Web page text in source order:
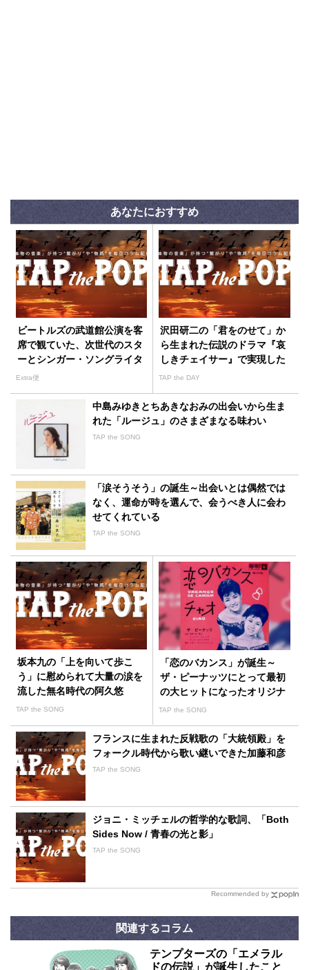
あなたにおすすめ
ビートルズの武道館公演を客
席で観ていた、次世代のスタ
ーとシンガー・ソングライタ
ーたち
Extra便
沢田研二の「君をのせて」か
ら生まれた伝説のドラマ『哀
しきチェイサー』で実現した
内田裕也との共演
TAP the DAY
中島みゆきとちあきなおみの出会いから生ま
れた「ルージュ」のさまざまなる味わい
TAP the SONG
「涙そうそう」の誕生～出会いとは偶然では
なく、運命が時を選んで、会うべき人に会わ
せてくれている
TAP the SONG
坂本九の「上を向いて歩こ
う」に慰められて大量の涙を
流した無名時代の阿久悠
TAP the SONG
「恋のバカンス」が誕生～
ザ・ピーナッツにとって最初
の大ヒットになったオリジナ
ル曲
TAP the SONG
フランスに生まれた反戦歌の「大統領殿」を
フォークル時代から歌い継いできた加藤和彦
TAP the SONG
ジョニ・ミッチェルの哲学的な歌詞、「Both
Sides Now / 青春の光と影」
TAP the SONG
Recommended by
関連するコラム
テンプターズの「エメラル
ドの伝説」が誕生したこと